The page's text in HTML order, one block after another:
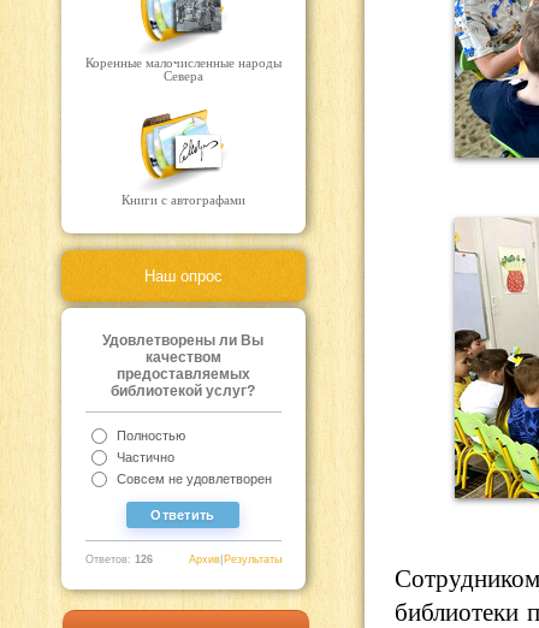
Коренные малочисленные народы
Севера
Книги с автографами
Наш опрос
Удовлетворены ли Вы
качеством
предоставляемых
библиотекой услуг?
Полностью
Частично
Совсем не удовлетворен
Ответов: 126 Результаты
|
Архив
библиотеки